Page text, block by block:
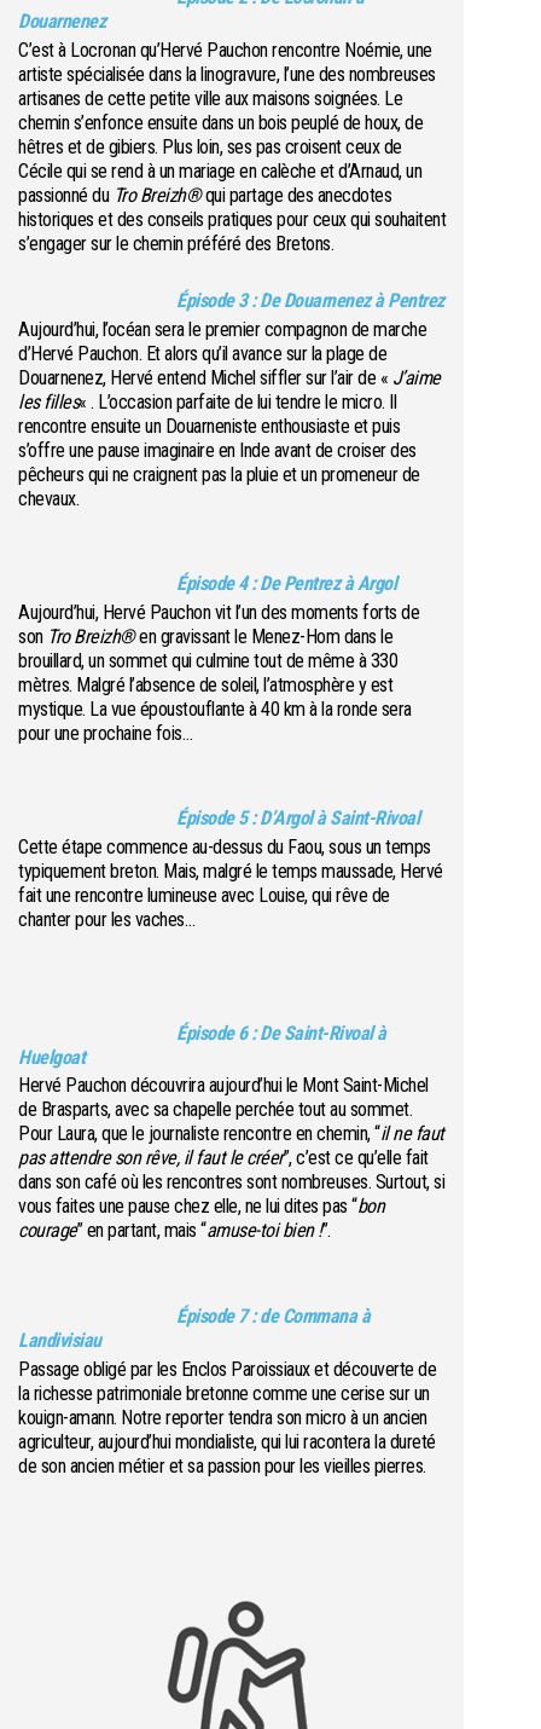
Douarnenez
C’est à Locronan qu’Hervé Pauchon rencontre Noémie, une
artiste spécialisée dans la linogravure, l’une des nombreuses
artisanes de cette petite ville aux maisons soignées. Le
chemin s’enfonce ensuite dans un bois peuplé de houx, de
hêtres et de gibiers. Plus loin, ses pas croisent ceux de
Cécile qui se rend à un mariage en calèche et d’Arnaud, un
passionné du Tro Breizh®qui partage des anecdotes
historiques et des conseils pratiques pour ceux qui souhaitent
s’engager sur le chemin préféré des Bretons.
Épisode 3 : De Douarnenez à Pentrez
Aujourd’hui, l’océan sera le premier compagnon de marche
d’Hervé Pauchon. Et alors qu’il avance sur la plage de
Douarnenez, Hervé entend Michel siffler sur l’air de « J’aime
les filles« . L’occasion parfaite de lui tendre le micro. Il
rencontre ensuite un Douarneniste enthousiaste et puis
s’offre une pause imaginaire en Inde avant de croiser des
pêcheurs qui ne craignent pas la pluie et un promeneur de
chevaux.
Épisode 4 : De Pentrez à Argol
Aujourd’hui, Hervé Pauchon vit l’un des moments forts de
son Tro Breizh®en gravissant le Menez-Hom dans le
brouillard, un sommet qui culmine tout de même à 330
mètres. Malgré l’absence de soleil, l’atmosphère y est
mystique. La vue époustouflante à 40 km à la ronde sera
pour une prochaine fois…
Épisode 5 : D’Argol à Saint-Rivoal
Cette étape commence au-dessus du Faou, sous un temps
typiquement breton. Mais, malgré le temps maussade, Hervé
fait une rencontre lumineuse avec Louise, qui rêve de
chanter pour les vaches…
Épisode 6 : De Saint-Rivoal à
Huelgoat
Hervé Pauchon découvrira aujourd’hui le Mont Saint-Michel
de Brasparts, avec sa chapelle perchée tout au sommet.
Pour Laura, que le journaliste rencontre en chemin, “il ne faut
pas attendre son rêve, il faut le créer”, c’est ce qu’elle fait
dans son café où les rencontres sont nombreuses. Surtout, si
vous faites une pause chez elle, ne lui dites pas “bon
courage” en partant, mais “amuse-toi bien !”.
Épisode 7 : de Commana à
Landivisiau
Passage obligé par les Enclos Paroissiaux et découverte de
la richesse patrimoniale bretonne comme une cerise sur un
kouign-amann. Notre reporter tendra son micro à un ancien
agriculteur, aujourd’hui mondialiste, qui lui racontera la dureté
de son ancien métier et sa passion pour les vieilles pierres.